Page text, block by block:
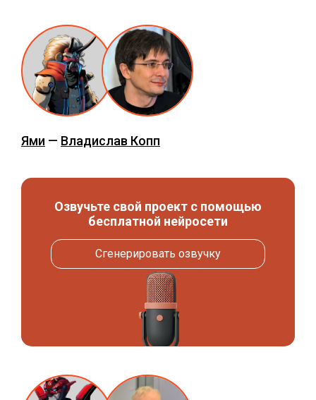
Ями — Владислав Копп
Озвучьте свой проект с помощью
бесплатной нейросети
Сгенерировать озвучку